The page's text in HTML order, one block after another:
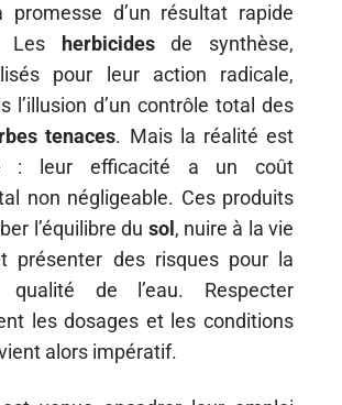
promesse d’un résultat rapide
Les
herbicidesde synthèse,
pour leur action radicale,
l’illusion d’un contrôle total des
tenaces. Mais la réalité est
: leur efficacité a un coût
non négligeable. Ces produits
l’équilibre du sol , nuire à la vie
présenter des risques pour la
de l’eau. Respecter
les dosages et les conditions
alors impératif.